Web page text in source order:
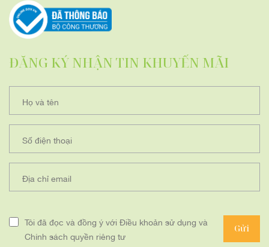
ĐĂNG KÝ NHẬN TIN KHUYẾN MÃI
Họ và tên
Số điện thoại
Địa chỉ email
Tôi đã đọc và đồng ý với Điều khoản sử dụng và
Chính sách quyền riêng tư
Gửi